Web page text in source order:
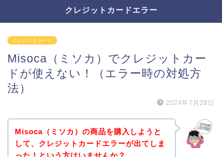
クレジットカードエラー
クレジットカード
Misoca（ミソカ）でクレジットカー
ドが使えない！（エラー時の対処方
法）
2024年7月28日
Misoca（ミソカ）の商品を購入しようと
して、クレジットカードエラーが出てしま
った！という方はいませんか？